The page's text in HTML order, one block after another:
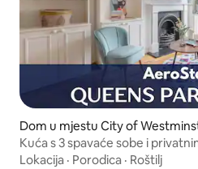
Dom u mjestu City of
Kuća s 3 spavaće sobe i
Lokacija · Porodica · Roštilj